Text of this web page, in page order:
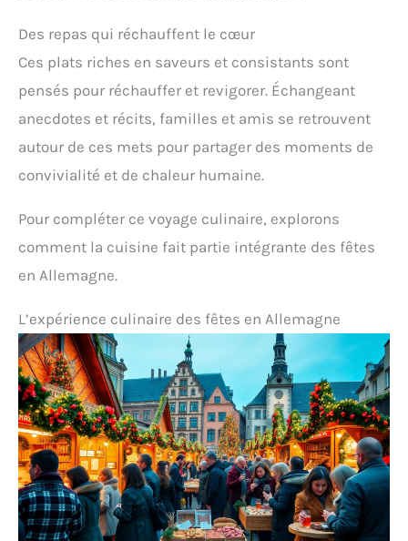
Des repas qui réchauffent le cœur
Ces plats riches en saveurs et consistants sont
pensés pour réchauffer et revigorer. Échangeant
anecdotes et récits, familles et amis se retrouvent
autour de ces mets pour partager des moments de
convivialité et de chaleur humaine.
Pour compléter ce voyage culinaire, explorons
comment la cuisine fait partie intégrante des fêtes
en Allemagne.
L’expérience culinaire des fêtes en Allemagne